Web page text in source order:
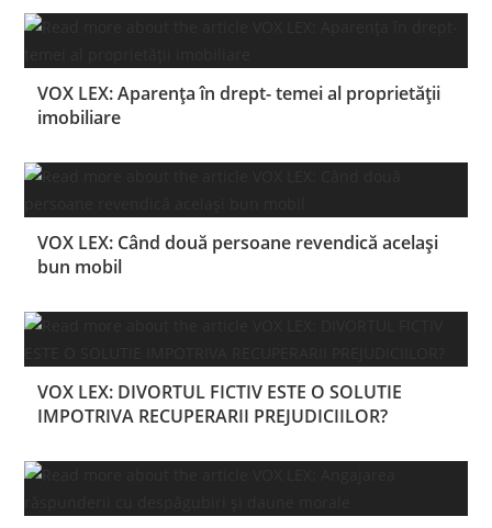
VOX LEX: Aparența în drept- temei al proprietății
imobiliare
VOX LEX: Când două persoane revendică același
bun mobil
VOX LEX: DIVORTUL FICTIV ESTE O SOLUTIE
IMPOTRIVA RECUPERARII PREJUDICIILOR?